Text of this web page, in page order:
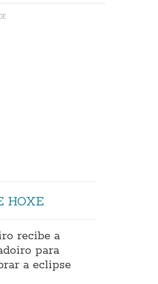
HOXE
recibe a
para
a eclipse